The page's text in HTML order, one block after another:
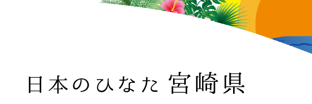
日本のひなた 宮崎県 MIYAZAKI PREFECTURE